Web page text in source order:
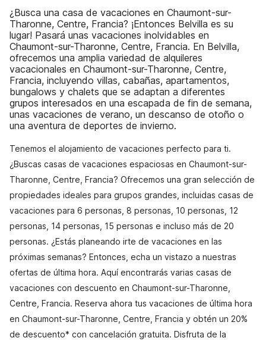
¿Busca una casa de vacaciones en Chaumont-sur-
Tharonne, Centre, Francia? ¡Entonces Belvilla es su
lugar! Pasará unas vacaciones inolvidables en
Chaumont-sur-Tharonne, Centre, Francia. En Belvilla,
ofrecemos una amplia variedad de alquileres
vacacionales en Chaumont-sur-Tharonne, Centre,
Francia, incluyendo villas, cabañas, apartamentos,
bungalows y chalets que se adaptan a diferentes
grupos interesados en una escapada de fin de semana,
unas vacaciones de verano, un descanso de otoño o
una aventura de deportes de invierno.
Tenemos el alojamiento de vacaciones perfecto para ti.
¿Buscas casas de vacaciones espaciosas en Chaumont-sur-
Tharonne, Centre, Francia? Ofrecemos una gran selección de
propiedades ideales para grupos grandes, incluidas casas de
vacaciones para 6 personas, 8 personas, 10 personas, 12
personas, 14 personas, 15 personas e incluso más de 20
personas. ¿Estás planeando irte de vacaciones en las
próximas semanas? Entonces, echa un vistazo a nuestras
ofertas de última hora. Aquí encontrarás varias casas de
vacaciones con descuento en Chaumont-sur-Tharonne,
Centre, Francia. Reserva ahora tus vacaciones de última hora
en Chaumont-sur-Tharonne, Centre, Francia y obtén un 20%
de descuento* con cancelación gratuita. Disfruta de la